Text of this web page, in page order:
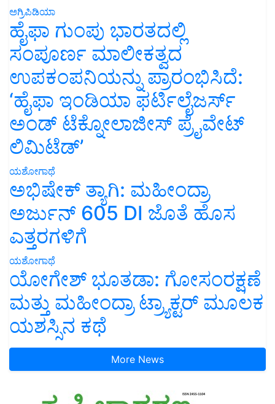
ಅಗ್ರಿಪಿಡಿಯಾ
ಹೈಫಾ ಗುಂಪು ಭಾರತದಲ್ಲಿ
ಸಂಪೂರ್ಣ ಮಾಲೀಕತ್ವದ
ಉಪಕಂಪನಿಯನ್ನು ಪ್ರಾರಂಭಿಸಿದೆ:
‘ಹೈಫಾ ಇಂಡಿಯಾ ಫರ್ಟಿಲೈಜರ್ಸ್
ಅಂಡ್ ಟೆಕ್ನೋಲಾಜೀಸ್ ಪ್ರೈವೇಟ್
ಲಿಮಿಟೆಡ್’
ಯಶೋಗಾಥೆ
ಅಭಿಷೇಕ್ ತ್ಯಾಗಿ: ಮಹೀಂದ್ರಾ
ಅರ್ಜುನ್ 605 DI ಜೊತೆ ಹೊಸ
ಎತ್ತರಗಳಿಗೆ
ಯಶೋಗಾಥೆ
ಯೋಗೇಶ್ ಭೂತಡಾ: ಗೋಸಂರಕ್ಷಣೆ
ಮತ್ತು ಮಹೀಂದ್ರಾ ಟ್ರ್ಯಾಕ್ಟರ್ ಮೂಲಕ
ಯಶಸ್ಸಿನ ಕಥೆ
More News